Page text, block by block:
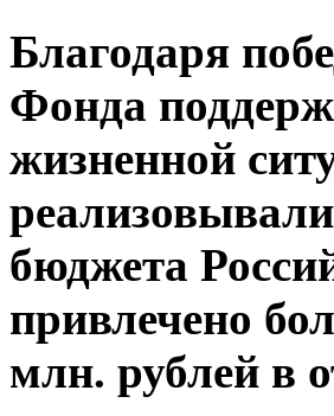
Благодаря
Фонда
жизненной
бюджета
привлечено
млн. рублей в